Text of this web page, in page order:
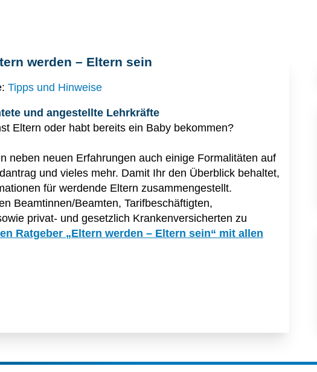
werden – Eltern sein
Tipps und Hinweise
und angestellte Lehrkräfte
Eltern oder habt bereits ein Baby bekommen?
neben neuen Erfahrungen auch einige Formalitäten auf
und vieles mehr. Damit Ihr den Überblick behaltet,
für werdende Eltern zusammengestellt.
Beamtinnen/Beamten, Tarifbeschäftigten,
privat- und gesetzlich Krankenversicherten zu
Ratgeber „Eltern werden – Eltern sein“ mit allen